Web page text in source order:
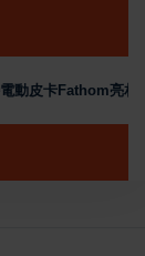
動皮卡Fathom亮相